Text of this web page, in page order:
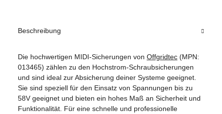
Beschreibung
Die hochwertigen MIDI-Sicherungen von Offgridtec (MPN:
013465) zählen zu den Hochstrom-Schraubsicherungen
und sind ideal zur Absicherung deiner Systeme geeignet.
Sie sind speziell für den Einsatz von Spannungen bis zu
58V geeignet und bieten ein hohes Maß an Sicherheit und
Funktionalität. Für eine schnelle und professionelle